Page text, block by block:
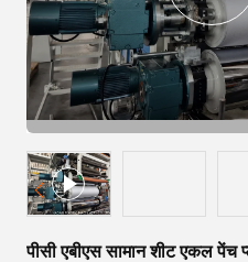
पीसी एबीएस सामान शीट एकल